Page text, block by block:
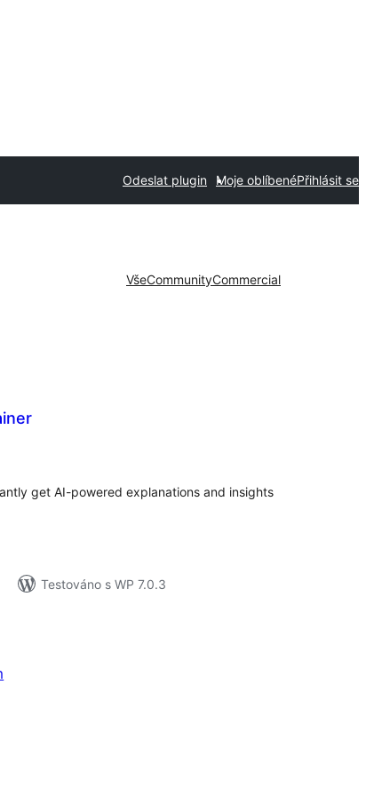
Odeslat plugin Moje oblíbenéPřihlásit se
VšeCommunityCommercial
get AI-powered explanations and insights
Testováno s WP 7.0.3